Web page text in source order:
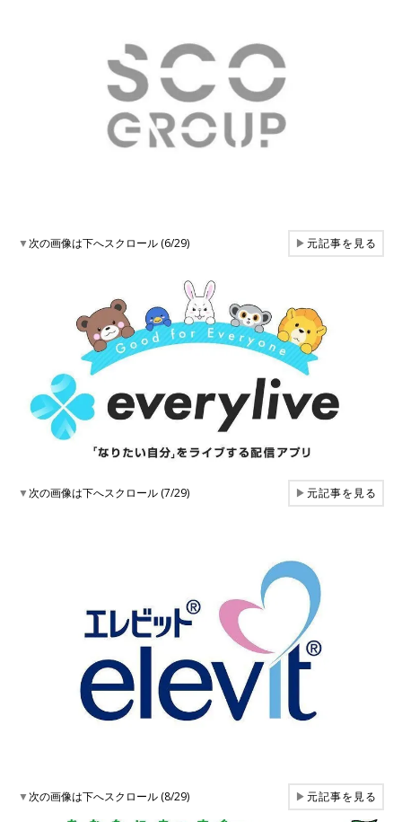
▼次の画像は下へスクロール (6/29) ▶元記事を見る
▼次の画像は下へスクロール (7/29) ▶元記事を見る
▼次の画像は下へスクロール (8/29) ▶元記事を見る